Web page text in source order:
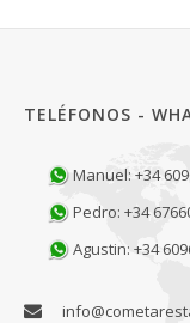
TELÉFONOS -
Manuel: +34
Pedro: +34
Agustin: +34